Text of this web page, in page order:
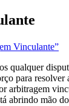
Vinculante”
qualquer
para resolver
arbitragem
abrindo mão